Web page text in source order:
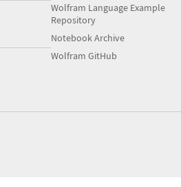
Wolfram Language Example
Repository
Notebook Archive
Wolfram GitHub